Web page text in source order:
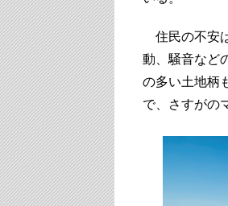
住民の不安
動、騒音など
の多い土地柄
で、さすがの